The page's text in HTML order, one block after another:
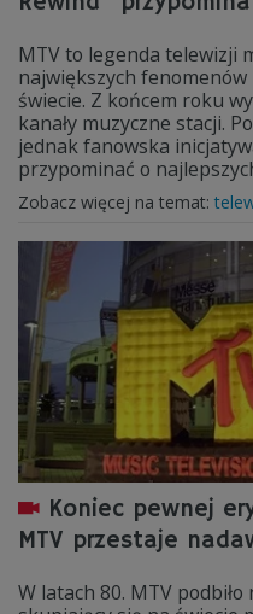
MTV to legenda telewizji
największych fenomenów
świecie. Z końcem roku
kanały muzyczne stacji.
jednak fanowska
przypominać o
Zobacz więcej na temat:
Koniec pewnej
MTV przestaje
W latach 80. MTV